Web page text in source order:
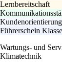
Lernbereitschaft
Kundenorientierung
Führerschein
Wartungs- und
Klimatechnik